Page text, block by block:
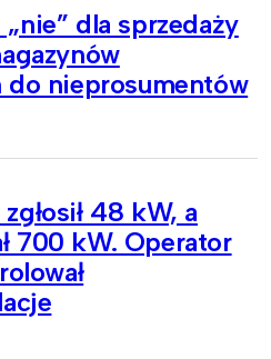
dla sprzedaży
do nieprosumentów
48 kW, a
700 kW. Operator